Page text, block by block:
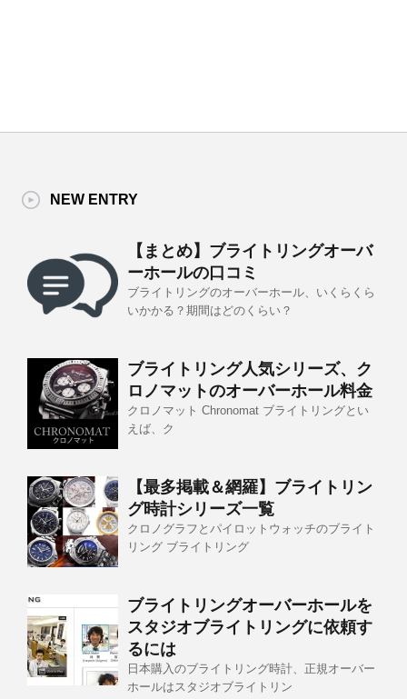
NEW ENTRY
【まとめ】ブライトリングオーバ
ーホールの口コミ
ブライトリングのオーバーホール、いくらくら
いかかる？期間はどのくらい？
ブライトリング人気シリーズ、ク
ロノマットのオーバーホール料金
クロノマット Chronomat ブライトリングとい
えば、ク
【最多掲載＆網羅】ブライトリン
グ時計シリーズ一覧
クロノグラフとパイロットウォッチのブライト
リング ブライトリング
ブライトリングオーバーホールを
スタジオブライトリングに依頼す
るには
日本購入のブライトリング時計、正規オーバー
ホールはスタジオブライトリン